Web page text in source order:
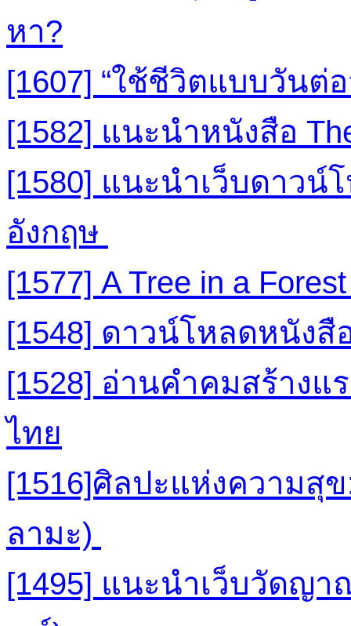
หา?
[1607] “ใช้ชีวิตแบบวันต่
[1582] แนะนำหนังสือ
[1580] แนะนำเว็บดาว
อังกฤษ
[1577] A Tree in a
[1548] ดาวน์โหลดหนัง
[1528] อ่านคำคมสร้างแ
ไทย
[1516]ศิลปะแห่งความสุ
ลามะ)
[1495] แนะนำเว็บวัดญ